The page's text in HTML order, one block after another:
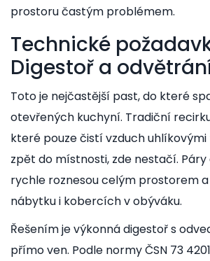
prostoru častým problémem.
Technické
Digestoř a
Toto je nejčastější past, do které
otevřených kuchyní. Tradiční
které pouze čistí vzduch
zpět do místnosti, zde nestačí.
rychle roznesou celým prostorem a
nábytku i kobercích v obýváku.
Řešením je výkonná digestoř s
přímo ven. Podle normy ČSN 73